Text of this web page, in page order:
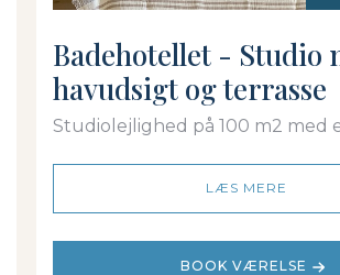
Badehotellet - Studio
havudsigt og terrasse
Studiolejlighed på 100 m2 med
LÆS MERE
BOOK VÆRELSE